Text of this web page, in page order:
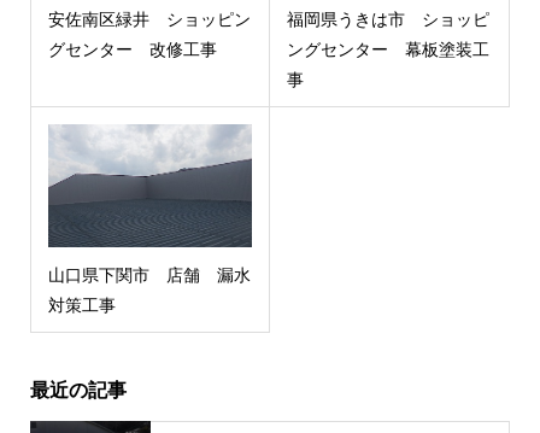
安佐南区緑井 ショッピン
グセンター 改修工事
福岡県うきは市 ショッピ
ングセンター 幕板塗装工
事
山口県下関市 店舗 漏水
対策工事
最近の記事